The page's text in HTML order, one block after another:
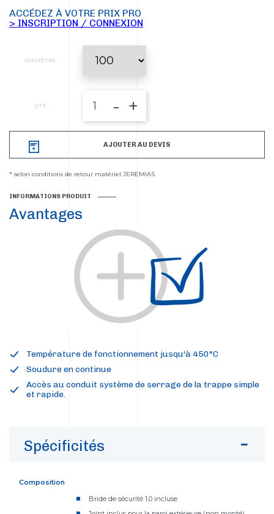
ACCÉDEZ À VOTRE PRIX PRO
> INSCRIPTION / CONNEXION
DIAMÈTRE
QTÉ - +
AJOUTER AU DEVIS
* selon conditions de retour matériel JEREMIAS
INFORMATIONS PRODUIT
Avantages
Température de fonctionnement jusqu'à 450°C
Soudure en continue
Accès au conduit système de serrage de la trappe simple
et rapide.
Spécificités
Composition
Bride de sécurité 1.0 incluse